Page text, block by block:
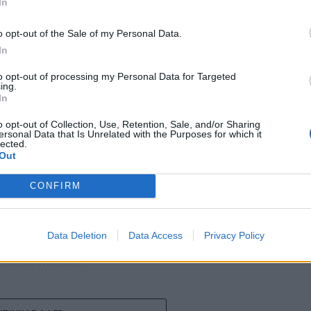
opt-out of the Sale of my Personal Data.
opt-out of processing my Personal Data for Targeted
opt-out of Collection, Use, Retention, Sale, and/or Sharing
Data that Is Unrelated with the Purposes for which it
CONFIRM
Data Deletion Data Access Privacy Policy
defende que a Beira Interior, localizada
período de “forte crescimento económico e
atualmente “condições para atrair novos
e consolidar um modelo de
na inovação e na valorização do território”.
no âmbito de mais uma edição da
16 e 26 de julho, na Covilhã, sendo considerada
Portugal. Com origens medievais e realizada
tradição, atividade económica, comércio,
empresarial, constituindo um dos principais
Beira Interior.
ao longo dos últimos anos representa o